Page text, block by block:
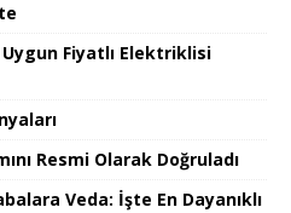
Fiyatlı Elektriklisi
Resmi Olarak Doğruladı
Veda: İşte En Dayanıklı